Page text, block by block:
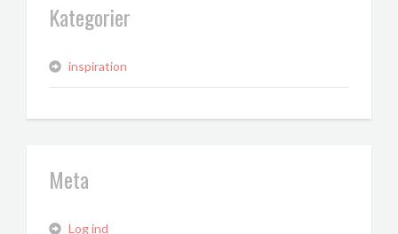
Kategorier
inspiration
Meta
Log ind